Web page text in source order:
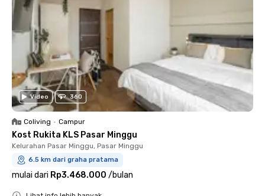
Video 360
Coliving • Campur
Kost Rukita KLS Pasar Minggu
Kelurahan Pasar Minggu, Pasar Minggu
6.5 km dari graha pratama
mulai dari Rp3.468.000 /bulan